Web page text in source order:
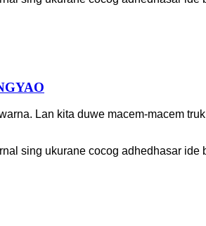
Lan kita duwe macem-macem
sing ukurane cocog adhedhasar